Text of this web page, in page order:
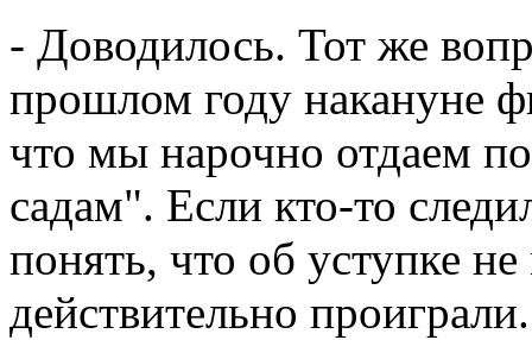
- Доводилось. Тот же
прошлом году накануне
что мы нарочно отдаем
садам". Если кто-то
понять, что об уступке
действительно проиграли.